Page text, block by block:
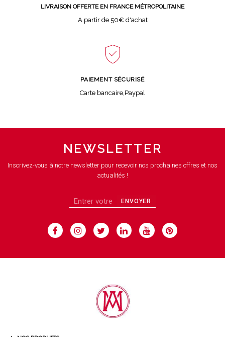
LIVRAISON OFFERTE EN FRANCE MÉTROPOLITAINE
A partir de 50€ d'achat
PAIEMENT SÉCURISÉ
Carte bancaire,Paypal
NEWSLETTER
Inscrivez-vous à notre newsletter pour recevoir nos prochaines offres et nos
actualités !
ENVOYER